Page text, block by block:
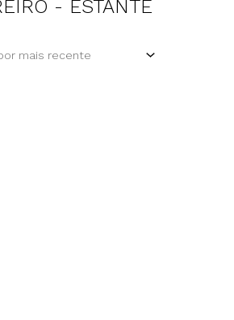
- ESTANTE